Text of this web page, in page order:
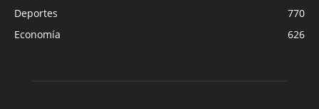
Deportes
770
Economía
626